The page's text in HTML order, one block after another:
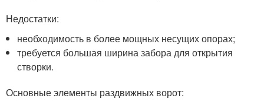
Недостатки:
необходимость в более мощных несущих опорах;
требуется большая ширина забора для открытия
створки.
Основные элементы раздвижных ворот: